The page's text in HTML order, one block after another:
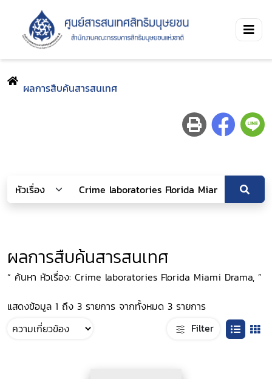
ผลการสืบค้นสารสนเทศ
ผลการสืบค้นสารสนเทศ
“ ค้นหา หัวเรื่อง: Crime laboratories Florida Miami Drama, ”
แสดงข้อมูล 1 ถึง 3 รายการ จากทั้งหมด 3 รายการ
Filter